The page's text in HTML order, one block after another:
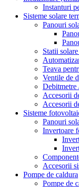
Instanturi
Sisteme solare
Panouri
Statii solare
Teava
Ventile de
Debitmetre
Accesorii
Accesorii
Sisteme
Panouri
Invertoare
Accesorii
Pompe de caldura
Pompe de